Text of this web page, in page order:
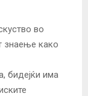
во
знаење како
бидејќи има